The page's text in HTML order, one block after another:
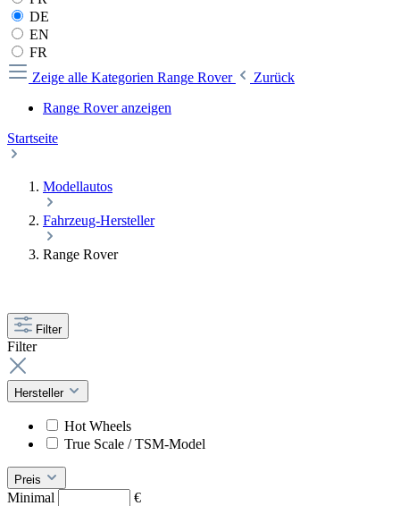
DE
EN
FR
Zeige alle Kategorien Range Rover
Zurück
Range Rover anzeigen
Startseite
Modellautos
Fahrzeug-Hersteller
Range Rover
Filter
Filter
Hersteller
Hot Wheels
True Scale / TSM-Model
Preis
Minimal
€